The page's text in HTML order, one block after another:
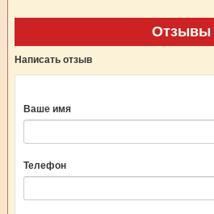
Отзывы
Написать отзыв
Ваше имя
Телефон